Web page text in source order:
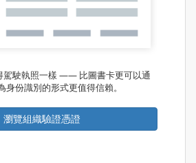
駕駛執照一樣 —— 比圖書卡更可以通
身份識別的形式更值得信賴。
瀏覽組織驗證憑證